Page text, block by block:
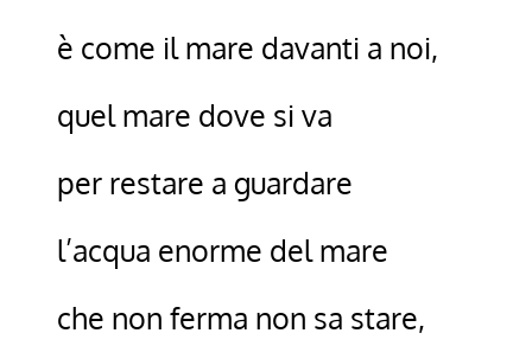
è come il mare davanti a noi,
quel mare dove si va
per restare a guardare
l’acqua enorme del mare
che non ferma non sa stare,